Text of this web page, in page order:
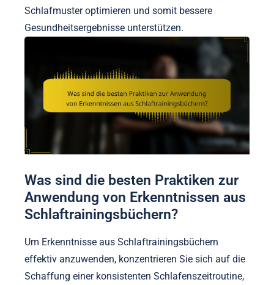
Schlafmuster optimieren und somit bessere
Gesundheitsergebnisse unterstützen.
Was sind die besten Praktiken zur
Anwendung von Erkenntnissen aus
Schlaftrainingsbüchern?
Um Erkenntnisse aus Schlaftrainingsbüchern
effektiv anzuwenden, konzentrieren Sie sich auf die
Schaffung einer konsistenten Schlafenszeitroutine,